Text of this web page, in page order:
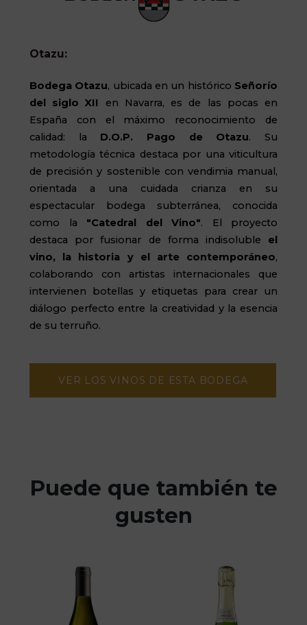
Otazu:
Bodega Otazu, ubicada en un histórico Señorío
del siglo XII en Navarra, es de las pocas en
España con el máximo reconocimiento de
calidad: la D.O.P. Pago de Otazu. Su
metodología técnica destaca por una viticultura
de precisión y sostenible con vendimia manual,
orientada a una cuidada crianza en su
espectacular bodega subterránea, conocida
como la "Catedral del Vino". El proyecto
destaca por fusionar de forma indisoluble el
vino, la historia y el arte contemporáneo,
colaborando con artistas internacionales que
intervienen botellas y etiquetas para crear un
diálogo perfecto entre la creatividad y la esencia
de su terruño.
VER LOS VINOS DE ESTA BODEGA
Puede que también te
gusten